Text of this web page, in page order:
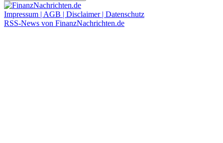
Impressum | AGB | Disclaimer | Datenschutz
RSS-News von FinanzNachrichten.de